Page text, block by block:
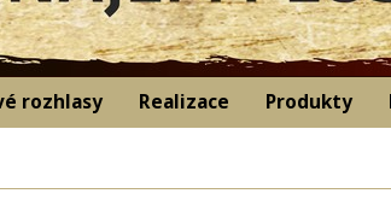
rozhlasy Realizace Produkty